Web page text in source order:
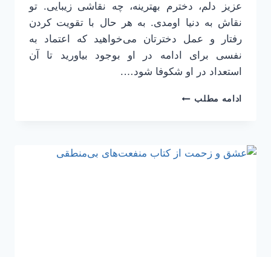
عزیز دلم، دخترم بهترینه، چه نقاشی زیبایی. تو
نقاش به دنیا اومدی. به هر حال با تقویت کردن
رفتار و عمل دخترتان می‌خواهید که اعتماد به
نفسی برای ادامه در او بوجود بیاورید تا آن
استعداد در او شکوفا شود….
ادامه مطلب استعداد
برتری